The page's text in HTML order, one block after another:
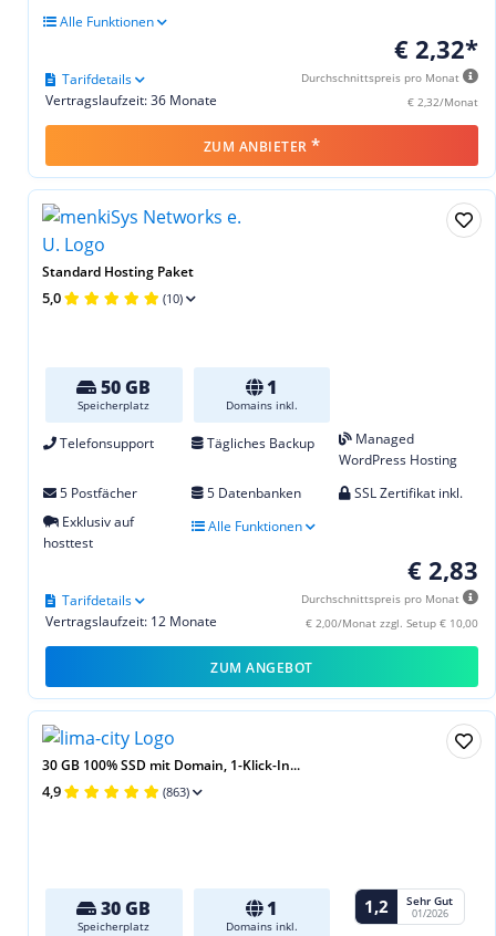
Alle Funktionen
€ 2,32*
Durchschnittspreis pro Monat
€ 2,32/Monat
Vertragslaufzeit: 36 Monate
Tarifdetails
ZUM ANBIETER *
Standard Hosting Paket
5,0 (10)
50 GB
Speicherplatz
1
Domains inkl.
Telefonsupport Tägliches Backup
Managed
WordPress Hosting
5 Postfächer
5 Datenbanken
SSL Zertifikat inkl.
Exklusiv auf
hosttest
Alle Funktionen
€ 2,83
Durchschnittspreis pro Monat
€ 2,00/Monat zzgl. Setup € 10,00
Vertragslaufzeit: 12 Monate
Tarifdetails
ZUM ANGEBOT
30 GB 100% SSD mit Domain, 1-Klick-In...
4,9 (863)
30 GB
Speicherplatz
1
Domains inkl.
1,2 Sehr Gut
01/2026